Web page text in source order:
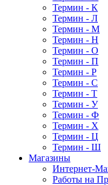
Термин - К
Термин - Л
Термин - М
Термин - Н
Термин - О
Термин - П
Термин - Р
Термин - С
Термин - Т
Термин - У
Термин - Ф
Термин - Х
Термин - Ц
Термин - Ш
Магазины
Интернет-
Работы на